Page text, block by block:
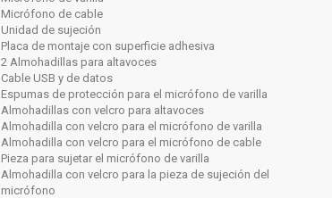
Micrófono de cable
Unidad de sujeción
Placa de montaje con superficie adhesiva
2 Almohadillas para altavoces
Cable USB y de datos
Espumas de protección para el micrófono de varilla
Almohadillas con velcro para altavoces
Almohadilla con velcro para el micrófono de varilla
Almohadilla con velcro para el micrófono de cable
Pieza para sujetar el micrófono de varilla
Almohadilla con velcro para la pieza de sujeción del
micrófono